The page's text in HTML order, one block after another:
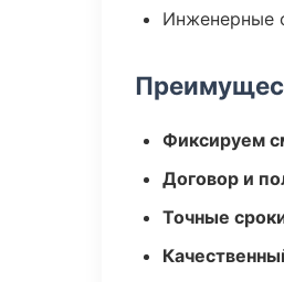
Инженерные
Фиксируем
Договор и
Точные